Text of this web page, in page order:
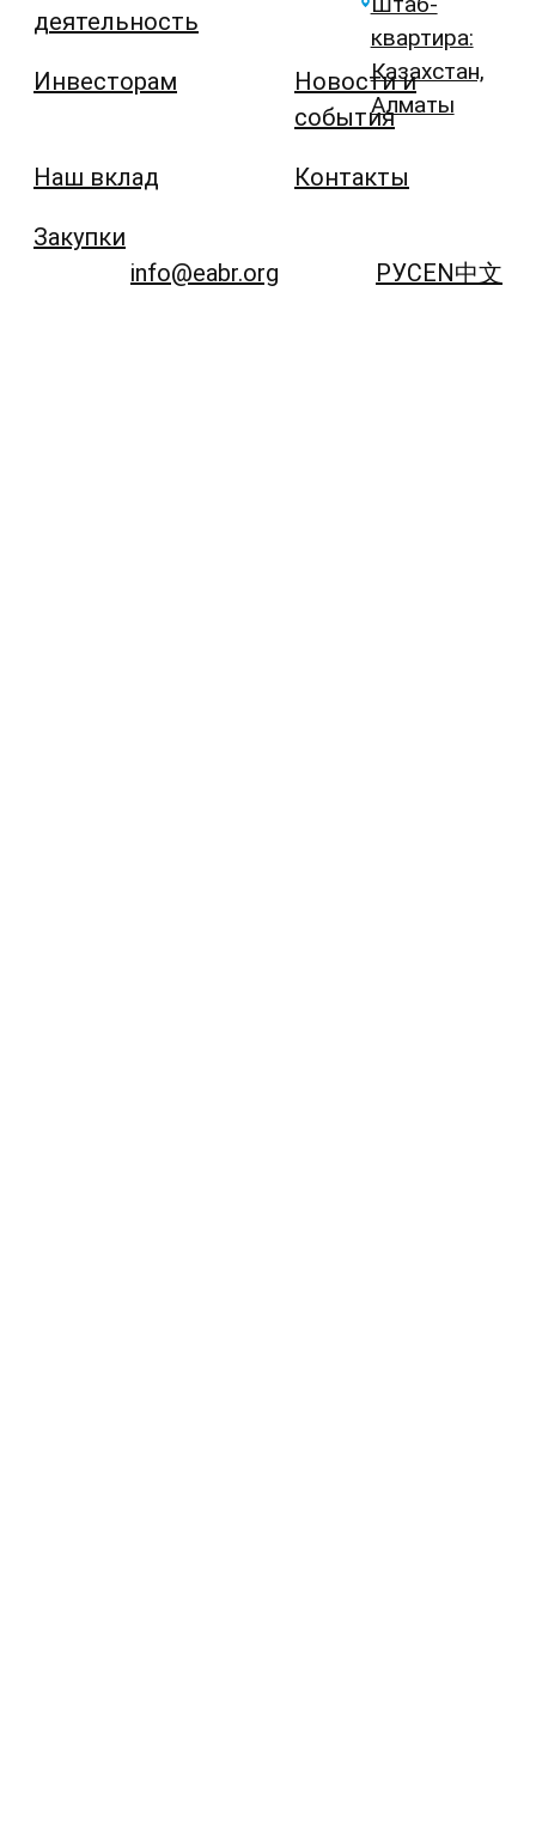
деятельность
Инвесторам
Наш вклад
Закупки
Новости и
события
Контакты
квартира:
Казахстан,
Алматы
info@eabr.org РУСEN中文